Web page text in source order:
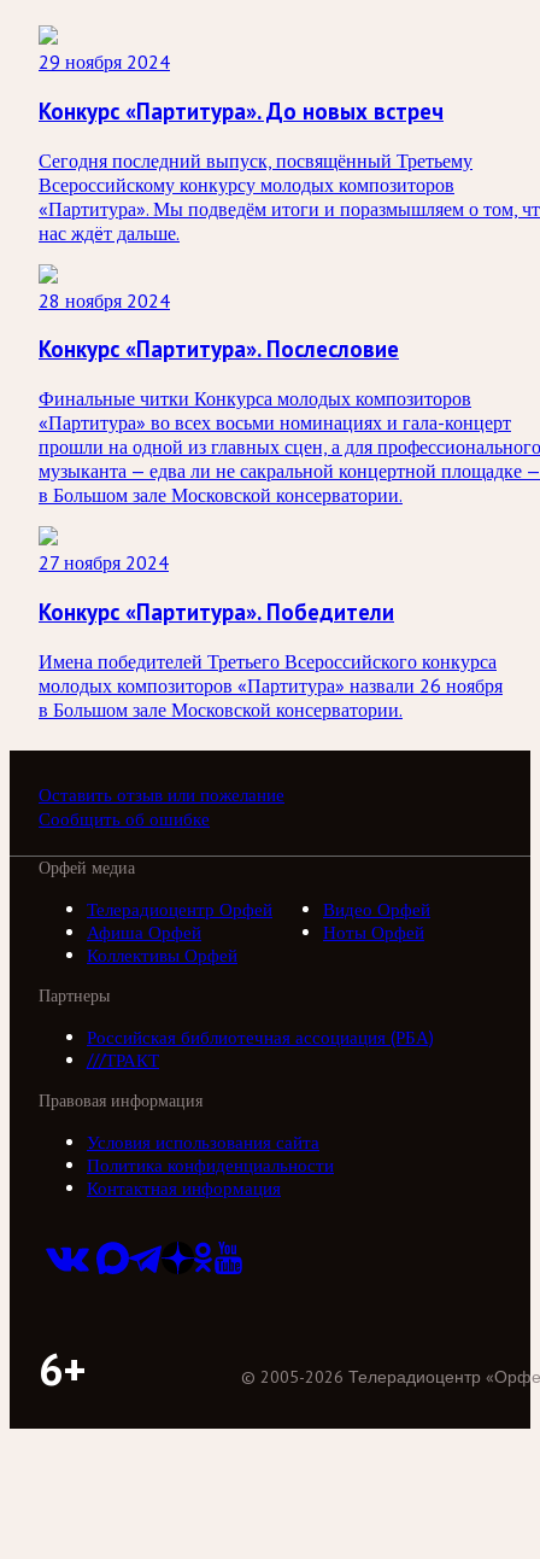
29 ноября 2024
Конкурс «Партитура». До новых встреч
Сегодня последний выпуск, посвящённый Третьему
Всероссийскому конкурсу молодых композиторов
«Партитура». Мы подведём итоги и поразмышляем о том,
нас ждëт дальше.
28 ноября 2024
Конкурс «Партитура». Послесловие
Финальные читки Конкурса молодых композиторов
«Партитура» во всех восьми номинациях и гала-концерт
прошли на одной из главных сцен, а для профессионального
музыканта — едва ли не сакральной концертной площадке —
в Большом зале Московской консерватории.
27 ноября 2024
Конкурс «Партитура». Победители
Имена победителей Третьего Всероссийского конкурса
молодых композиторов «Партитура» назвали 26 ноября
в Большом зале Московской консерватории.
Оставить отзыв или пожелание
Сообщить об ошибке
Орфей медиа
Телерадиоцентр Орфей
Видео Орфей
Афиша Орфей
Ноты Орфей
Коллективы Орфей
Партнеры
Российская библиотечная ассоциация (РБА)
///ТРАКТ
Правовая информация
Условия использования сайта
Политика конфиденциальности
Контактная информация
6+ © 2005-2026 Телерадиоцентр